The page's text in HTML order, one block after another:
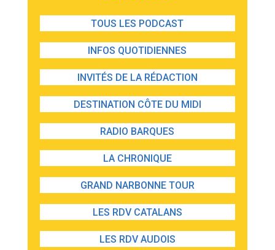
TOUS LES PODCAST
INFOS QUOTIDIENNES
INVITÉS DE LA RÉDACTION
DESTINATION CÔTE DU MIDI
RADIO BARQUES
LA CHRONIQUE
GRAND NARBONNE TOUR
LES RDV CATALANS
LES RDV AUDOIS